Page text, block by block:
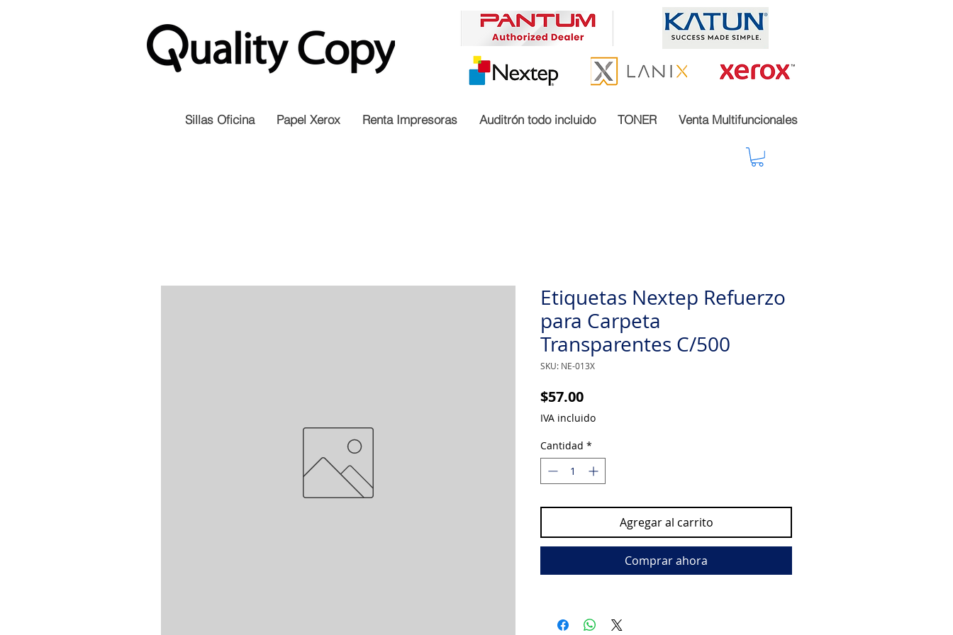
Sillas Oficina Papel Xerox Renta Impresoras Auditrón todo incluido TONER Venta Multifuncionales
Etiquetas Nextep Refuerzo
para Carpeta
Transparentes C/500
SKU: NE-013X
$57.00Precio
IVA incluido
Cantidad *
Agregar al carrito
Comprar ahora